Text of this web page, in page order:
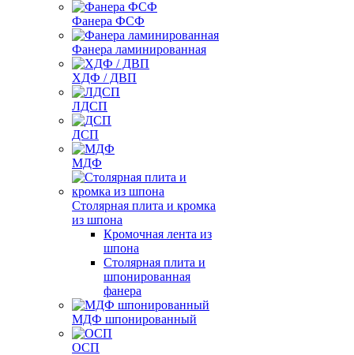
Фанера ФСФ
Фанера ламинированная
ХДФ / ДВП
ЛДСП
ДСП
МДФ
Столярная плита и кромка
из шпона
Кромочная лента из
шпона
Столярная плита и
шпонированная
фанера
МДФ шпонированный
ОСП